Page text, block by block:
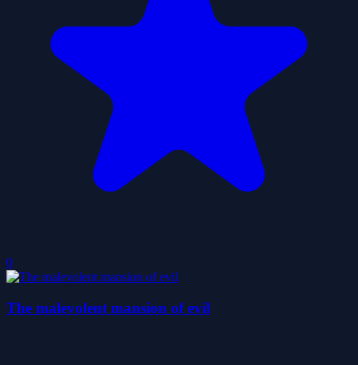
0
The malevolent mansion of evil